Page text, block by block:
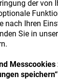
der
nach Ihren
Sie in